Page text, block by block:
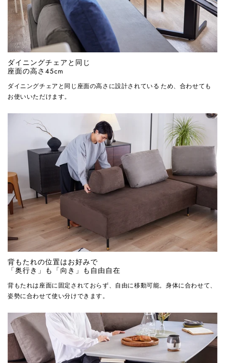
ダイニングチェアと同じ
座面の高さ45cm
ダイニングチェアと同じ座面の高さに設計されている ため、合わせても
お使いいただけます。
背もたれの位置はお好みで
「奥行き」も「向き」も自由自在
背もたれは座面に固定されておらず、自由に移動可能。身体に合わせて、
姿勢に合わせて使い分けできます。